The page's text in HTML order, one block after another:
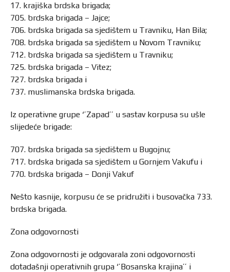
17. krajiška brdska brigada;
705. brdska brigada – Jajce;
706. brdska brigada sa sjedištem u Travniku, Han Bila;
708. brdska brigada sa sjedištem u Novom Travniku;
712. brdska brigada sa sjedištem u Travniku;
725. brdska brigada – Vitez;
727. brdska brigada i
737. muslimanska brdska brigada.
Iz operativne grupe ‘’Zapad’’ u sastav korpusa su ušle
slijedeće brigade:
707. brdska brigada sa sjedištem u Bugojnu;
717. brdska brigada sa sjedištem u Gornjem Vakufu i
770. brdska brigada – Donji Vakuf
Nešto kasnije, korpusu će se pridružiti i busovačka 733.
brdska brigada.
Zona odgovornosti
Zona odgovornosti je odgovarala zoni odgovornosti
dotadašnji operativnih grupa ‘’Bosanska krajina’’ i